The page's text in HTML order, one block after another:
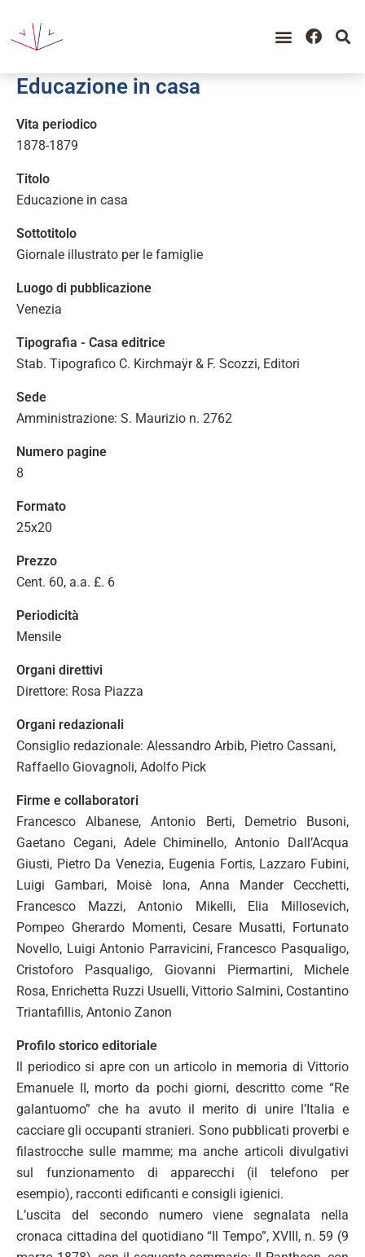
Educazione in casa
Vita periodico
1878-1879
Titolo
Educazione in casa
Sottotitolo
Giornale illustrato per le famiglie
Luogo di pubblicazione
Venezia
Tipografia - Casa editrice
Stab. Tipografico C. Kirchmaÿr & F. Scozzi, Editori
Sede
Amministrazione: S. Maurizio n. 2762
Numero pagine
8
Formato
25x20
Prezzo
Cent. 60, a.a. £. 6
Periodicità
Mensile
Organi direttivi
Direttore: Rosa Piazza
Organi redazionali
Consiglio redazionale: Alessandro Arbib, Pietro Cassani,
Raffaello Giovagnoli, Adolfo Pick
Firme e collaboratori
Francesco Albanese, Antonio Berti, Demetrio Busoni,
Gaetano Cegani, Adele Chiminello, Antonio Dall’Acqua
Giusti, Pietro Da Venezia, Eugenia Fortis, Lazzaro Fubini,
Luigi Gambari, Moisè Iona, Anna Mander Cecchetti,
Francesco Mazzi, Antonio Mikelli, Elia Millosevich,
Pompeo Gherardo Momenti, Cesare Musatti, Fortunato
Novello, Luigi Antonio Parravicini, Francesco Pasqualigo,
Cristoforo Pasqualigo, Giovanni Piermartini, Michele
Rosa, Enrichetta Ruzzi Usuelli, Vittorio Salmini, Costantino
Triantafillis, Antonio Zanon
Profilo storico editoriale
ll periodico si apre con un articolo in memoria di Vittorio
Emanuele II, morto da pochi giorni, descritto come “Re
galantuomo” che ha avuto il merito di unire l’Italia e
cacciare gli occupanti stranieri. Sono pubblicati proverbi e
filastrocche sulle mamme; ma anche articoli divulgativi
sul funzionamento di apparecchi (il telefono per
esempio), racconti edificanti e consigli igienici.
L’uscita del secondo numero viene segnalata nella
cronaca cittadina del quotidiano “Il Tempo”, XVIII, n. 59 (9